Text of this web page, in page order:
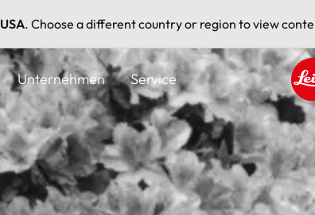
USA. Choose a different country or region to view
Unternehmen Service